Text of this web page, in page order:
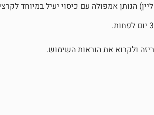
ולקרוא את הוראות השימוש.